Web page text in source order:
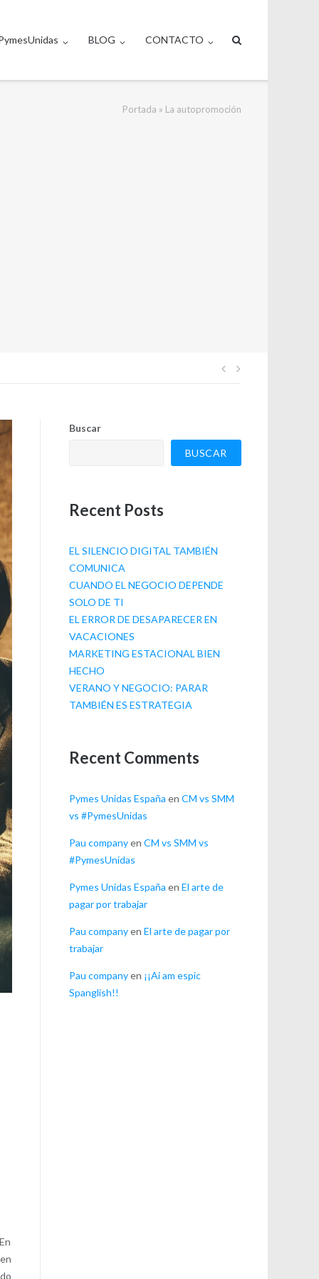
BLOG CONTACTO
Portada » La autopromoción
Navegación
entradas
Buscar
BUSCAR
Recent Posts
EL SILENCIO DIGITAL TAMBIÉN
COMUNICA
CUANDO EL NEGOCIO DEPENDE
SOLO DE TI
EL ERROR DE DESAPARECER EN
VACACIONES
MARKETING ESTACIONAL BIEN
HECHO
VERANO Y NEGOCIO: PARAR
TAMBIÉN ES ESTRATEGIA
Recent Comments
Pymes Unidas España en CM vs SMM
vs #PymesUnidas
Pau companyen CM vs SMM vs
#PymesUnidas
Pymes Unidas España en El arte de
pagar por trabajar
Pau companyen El arte de pagar por
trabajar
Pau companyen ¡¡Ai am espic
Spanglish!!